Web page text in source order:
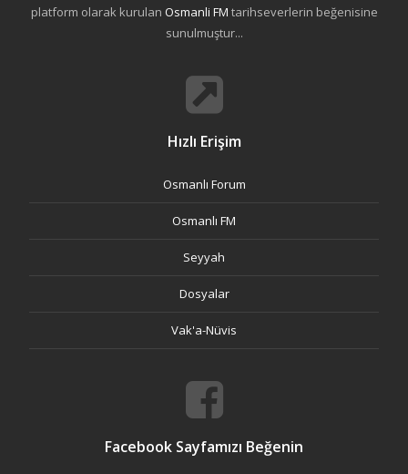
platform olarak kurulan Osmanli FM tarihseverlerin beğenisine
sunulmuştur...
Hızlı Erişim
Osmanlı Forum
Osmanlı FM
Seyyah
Dosyalar
Vak'a-Nüvis
Facebook Sayfamızı Beğenin